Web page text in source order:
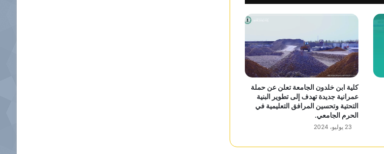
كلية ابن خلدون الجامعة تعلن عن حملة
عمرانية جديدة تهدف إلى تطوير البنية
التحتية وتحسين المرافق التعليمية في
الحرم الجامعي.
23 يوليو، 2024